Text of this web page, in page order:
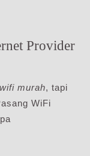
Provider
wifi murah, tapi
WiFi